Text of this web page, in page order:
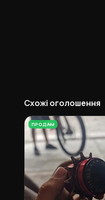
Схожі оголошення
ПРОДАМ